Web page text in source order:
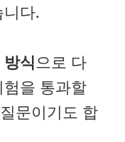
다.
식으로 다
을 통과할
문이기도 합